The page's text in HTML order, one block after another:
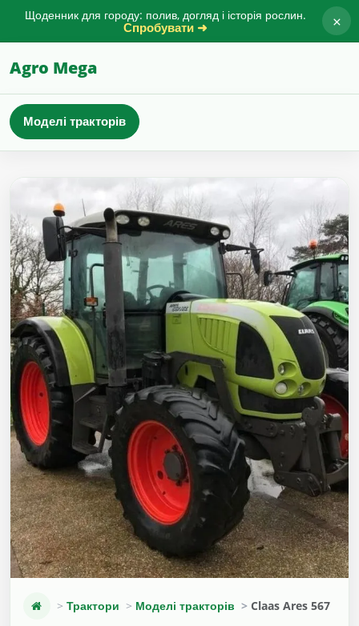
Щоденник для городу: полив, догляд і історія рослин.
Спробувати ➜ ×
Agro Mega
Моделі тракторів
Трактори Моделі тракторів Claas Ares 567